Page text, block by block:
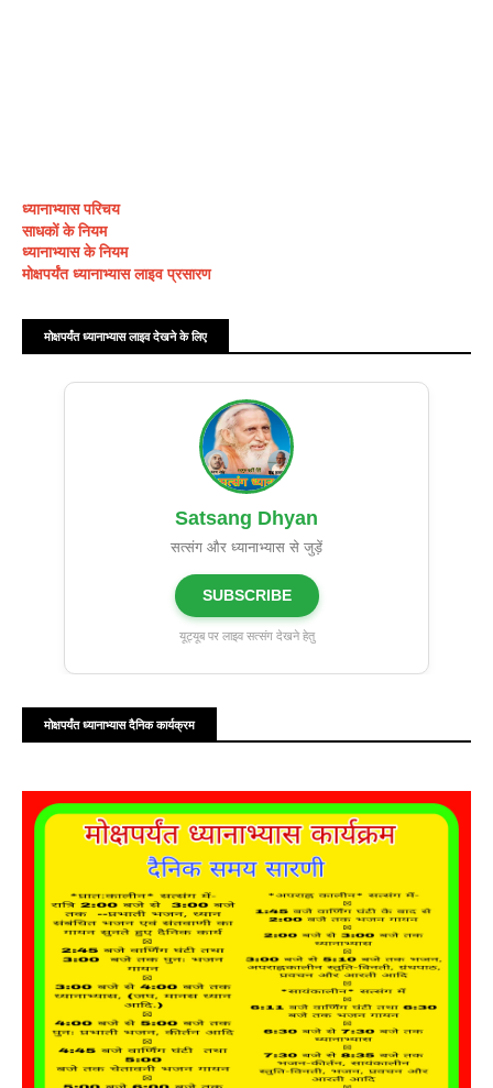
ध्यानाभ्यास परिचय
साधकों के नियम
ध्यानाभ्यास के नियम
मोक्षपर्यंत ध्यानाभ्यास लाइव प्रसारण
मोक्षपर्यंत ध्यानाभ्यास लाइव देखने के लिए
Satsang Dhyan
सत्संग और ध्यानाभ्यास से जुड़ें
SUBSCRIBE
यूट्यूब पर लाइव सत्संग देखने हेतु
मोक्षपर्यंत ध्यानाभ्यास दैनिक कार्यक्रम